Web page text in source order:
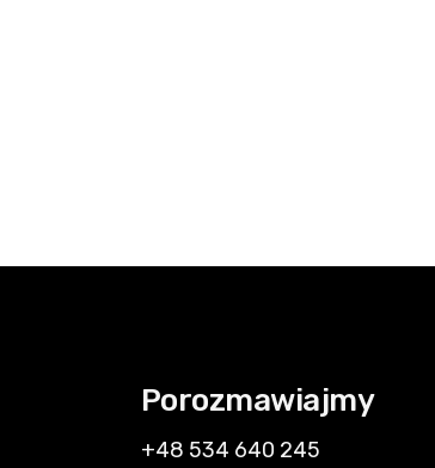
Porozmawiajmy
+48 534 640 245